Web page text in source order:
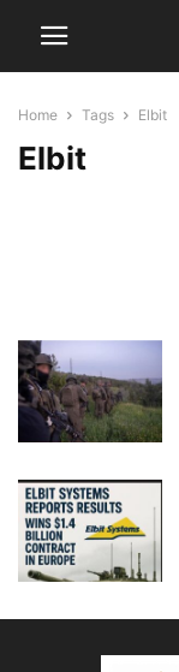
Home Tags Elbit
Elbit